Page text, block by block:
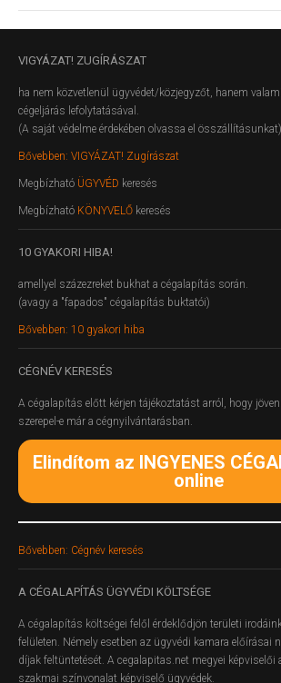
VIGYÁZAT! ZUGÍRÁSZAT
ha nem közvetlenül ügyvédet/közjegyzőt, hanem
cégeljárás lefolytatásával.
(A saját védelme érdekében olvassa el összállításunkat)
Bővebben: VIGYÁZAT! Zugírászat
Megbízható ÜGYVÉD keresés
Megbízható KÖNYVELŐ keresés
10 GYAKORI HIBA!
amellyel százezreket bukhat a cégalapítás során.
(avagy a "fapados" cégalapítás buktatói)
Bővebben: 10 gyakori hiba
CÉGNÉV KERESÉS
A cégalapítás előtt kérjen tájékoztatást arról, hogy
szerepel-e már a cégnyilvántarásban.
Elindítom az INGYENES
online
Bővebben: Cégnév keresés
A CÉGALAPÍTÁS ÜGYVÉDI KÖLTSÉGE
A cégalapítás költségei felől érdeklődjön területi
felületen. Némely esetben az ügyvédi kamara előírásai
díjak feltüntetését. A cegalapitas.net megyei képviselői
szakmai színvonalat képviselő ügyvédek.